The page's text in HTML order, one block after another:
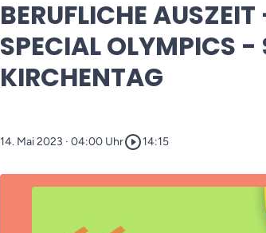
BERUFLICHE
SPECIAL OLYMPICS -
KIRCHENTAG
14. Mai 2023 · 04:00 Uhrplay_circle_outline14:15